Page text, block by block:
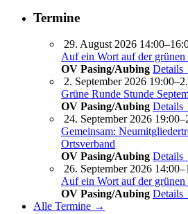
Termine
29. August 2026
Auf ein Wort auf der
OV Pasing/Aubing Details
2. September 2026
Grüne Runde Stunde
OV Pasing/Aubing Details
24. September 2026
Gemeinsam:
Ortsverband
OV Pasing/Aubing Details
26. September 2026
Auf ein Wort auf der
OV Pasing/Aubing Details
Alle Termine →